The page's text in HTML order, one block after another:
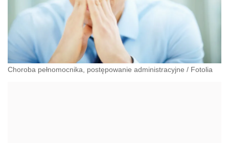
Choroba pełnomocnika, postępowanie administracyjne / Fotolia